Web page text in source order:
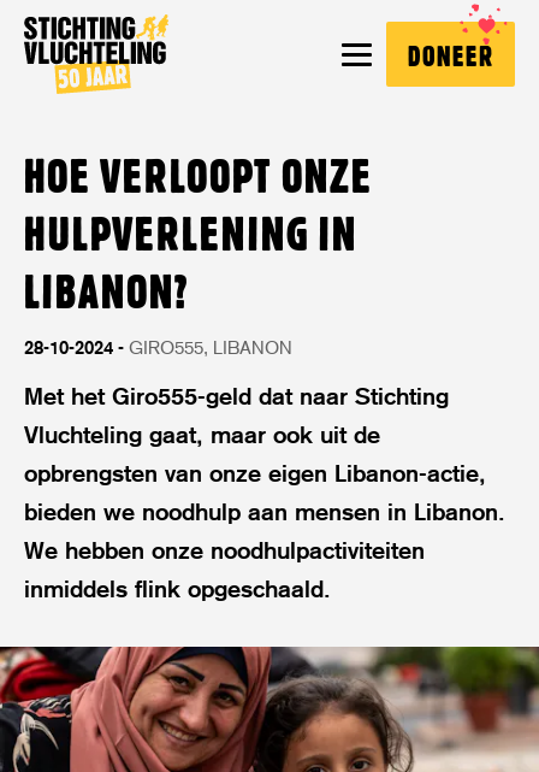
DONEER
HOE VERLOOPT ONZE
HULPVERLENING IN
LIBANON?
28-10-2024 GIRO555 LIBANON
Met het Giro555-geld dat naar Stichting
Vluchteling gaat, maar ook uit de
opbrengsten van onze eigen Libanon-actie,
bieden we noodhulp aan mensen in Libanon.
We hebben onze noodhulpactiviteiten
inmiddels flink opgeschaald.